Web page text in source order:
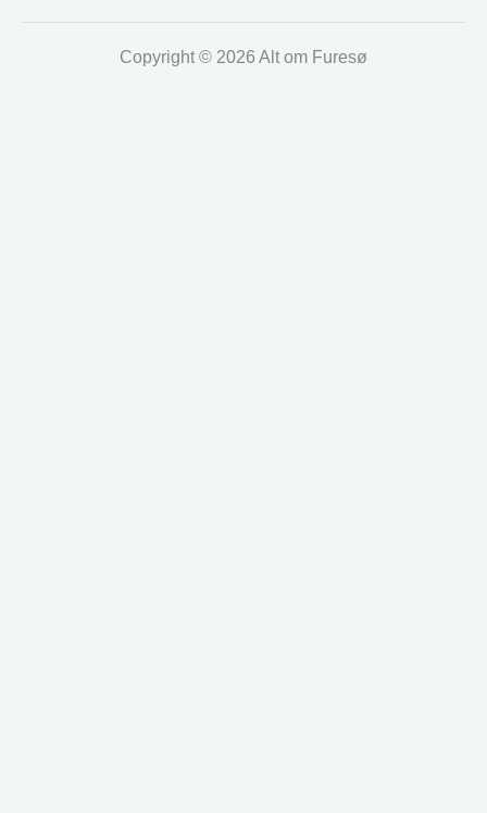
Copyright © 2026 Alt om Furesø